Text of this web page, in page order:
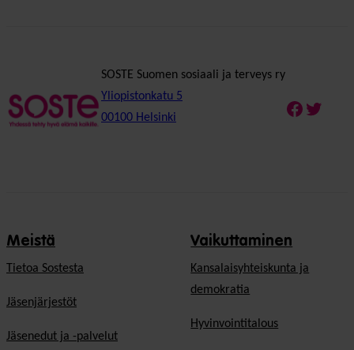
SOSTE Suomen sosiaali ja terveys ry
Yliopistonkatu 5
00100 Helsinki
Meistä
Tietoa Sostesta
Jäsenjärjestöt
Jäsenedut ja -palvelut
Vaikuttaminen
Kansalaisyhteiskunta ja
demokratia
Hyvinvointitalous